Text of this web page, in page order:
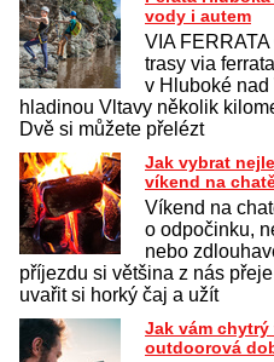
vody i autem
VIA
trasy via
v Hluboké nad
hladinou Vltavy několik
Dvě si můžete přelézt
Jak vybrat
víkend na
Víkend na
o odpočinku,
nebo
příjezdu si většina z nás
uvařit si horký čaj a užít
Jak vám
outdoorová